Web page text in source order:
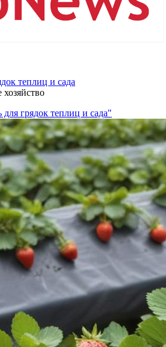
теплиц и сада
хозяйство
грядок теплиц и сада"